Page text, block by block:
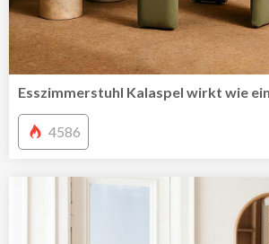
Esszimmerstuhl Kalaspel wirkt wie
4586